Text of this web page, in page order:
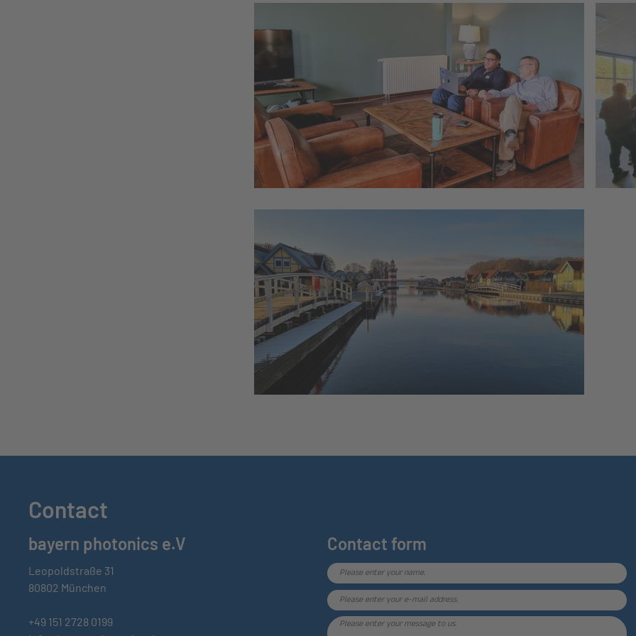
Contact
bayern photonics e.V
Leopoldstraße 31
80802 München
+49 151 2728 0199
Contact form